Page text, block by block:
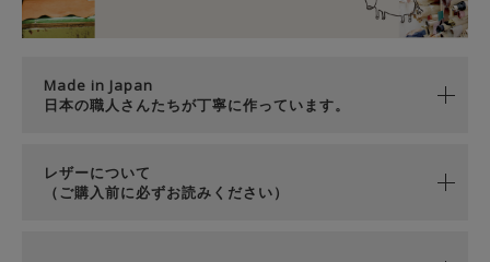
Made in Japan
日本の職人さんたちが丁寧に作っています。
レザーについて
（ご購入前に必ずお読みください）